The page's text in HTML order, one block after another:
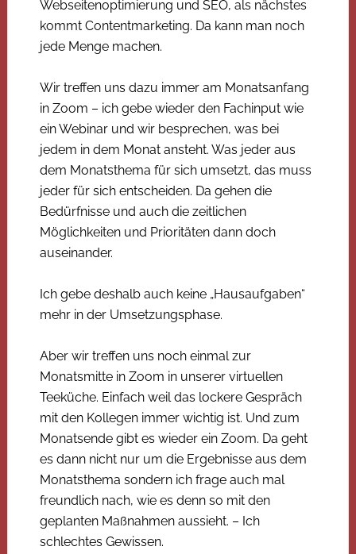
Webseitenoptimierung und SEO, als nächstes
kommt Contentmarketing. Da kann man noch
jede Menge machen.
Wir treffen uns dazu immer am Monatsanfang
in Zoom – ich gebe wieder den Fachinput wie
ein Webinar und wir besprechen, was bei
jedem in dem Monat ansteht. Was jeder aus
dem Monatsthema für sich umsetzt, das muss
jeder für sich entscheiden. Da gehen die
Bedürfnisse und auch die zeitlichen
Möglichkeiten und Prioritäten dann doch
auseinander.
Ich gebe deshalb auch keine „Hausaufgaben“
mehr in der Umsetzungsphase.
Aber wir treffen uns noch einmal zur
Monatsmitte in Zoom in unserer virtuellen
Teeküche. Einfach weil das lockere Gespräch
mit den Kollegen immer wichtig ist. Und zum
Monatsende gibt es wieder ein Zoom. Da geht
es dann nicht nur um die Ergebnisse aus dem
Monatsthema sondern ich frage auch mal
freundlich nach, wie es denn so mit den
geplanten Maßnahmen aussieht. – Ich
schlechtes Gewissen.